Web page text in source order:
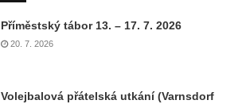
Příměstský tábor 13. – 17. 7. 2026
20. 7. 2026
Volejbalová přátelská utkání (Varnsdorf